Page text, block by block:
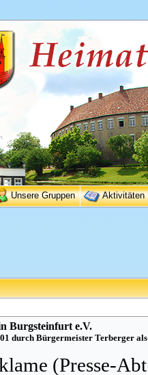
Unsere Gruppen Aktivitäten
Burgsteinfurt e.V.
durch Bürgermeister Terberger
(Presse-